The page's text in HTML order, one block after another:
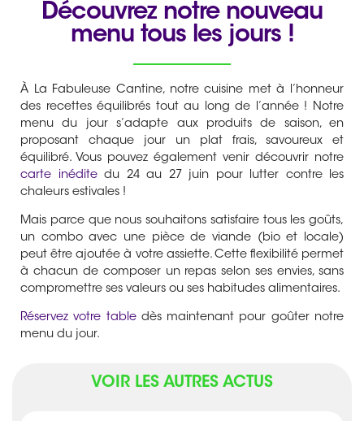
Découvrez notre nouveau
menu tous les jours !
À La Fabuleuse Cantine, notre cuisine met à l’honneur
des recettes équilibrés tout au long de l’année ! Notre
menu du jour s’adapte aux produits de saison, en
proposant chaque jour un plat frais, savoureux et
équilibré. Vous pouvez également venir découvrir notre
carte inéditedu 24 au 27 juin pour lutter contre les
chaleurs estivales !
Mais parce que nous souhaitons satisfaire tous les goûts,
un combo avec une pièce de viande (bio et locale)
peut être ajoutée à votre assiette. Cette flexibilité permet
à chacun de composer un repas selon ses envies, sans
compromettre ses valeurs ou ses habitudes alimentaires.
Réservez votre tabledès maintenant pour goûter notre
menu du jour.
VOIR LES AUTRES ACTUS